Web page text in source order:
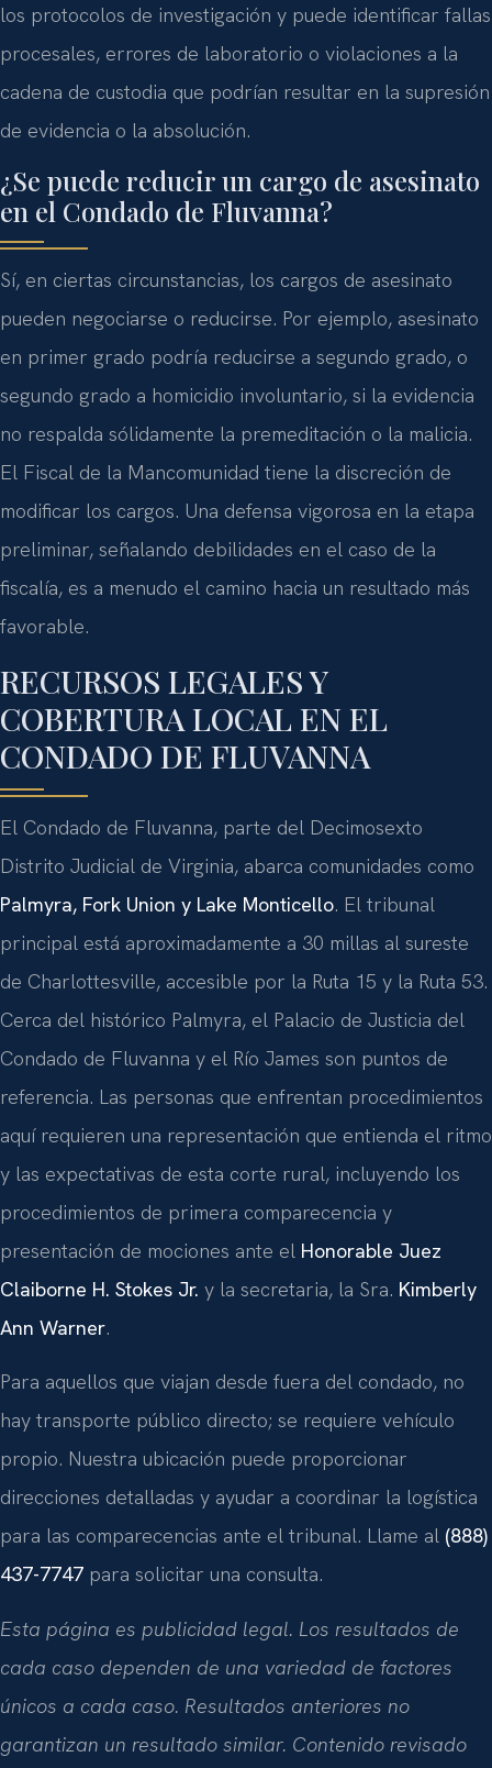
los protocolos de investigación y puede identificar fallas
procesales, errores de laboratorio o violaciones a la
cadena de custodia que podrían resultar en la supresión
de evidencia o la absolución.
¿Se puede reducir un cargo de asesinato
en el Condado de Fluvanna?
Sí, en ciertas circunstancias, los cargos de asesinato
pueden negociarse o reducirse. Por ejemplo, asesinato
en primer grado podría reducirse a segundo grado, o
segundo grado a homicidio involuntario, si la evidencia
no respalda sólidamente la premeditación o la malicia.
El Fiscal de la Mancomunidad tiene la discreción de
modificar los cargos. Una defensa vigorosa en la etapa
preliminar, señalando debilidades en el caso de la
fiscalía, es a menudo el camino hacia un resultado más
favorable.
RECURSOS LEGALES Y
COBERTURA LOCAL EN EL
CONDADO DE FLUVANNA
El Condado de Fluvanna, parte del Decimosexto
Distrito Judicial de Virginia, abarca comunidades como
Palmyra, Fork Union y Lake Monticello. El tribunal
principal está aproximadamente a 30 millas al sureste
de Charlottesville, accesible por la Ruta 15 y la Ruta 53.
Cerca del histórico Palmyra, el Palacio de Justicia del
Condado de Fluvanna y el Río James son puntos de
referencia. Las personas que enfrentan procedimientos
aquí requieren una representación que entienda el ritmo
y las expectativas de esta corte rural, incluyendo los
procedimientos de primera comparecencia y
presentación de mociones ante el Honorable Juez
Claiborne H. Stokes Jr. y la secretaria, la Sra. Kimberly
Ann Warner.
Para aquellos que viajan desde fuera del condado, no
hay transporte público directo; se requiere vehículo
propio. Nuestra ubicación puede proporcionar
direcciones detalladas y ayudar a coordinar la logística
para las comparecencias ante el tribunal. Llame al (888)
437-7747 para solicitar una consulta.
Esta página es publicidad legal. Los resultados de
cada caso dependen de una variedad de factores
únicos a cada caso. Resultados anteriores no
garantizan un resultado similar. Contenido revisado